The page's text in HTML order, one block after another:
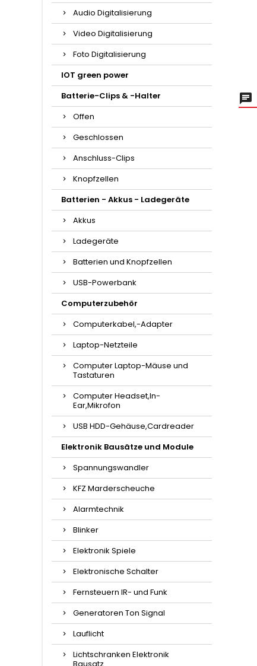
Audio Digitalisierung
Video Digitalisierung
Foto Digitalisierung
IOT green power
Batterie-Clips & -Halter
Offen
Geschlossen
Anschluss-Clips
Knopfzellen
Batterien - Akkus - Ladegeräte
Akkus
Ladegeräte
Batterien und Knopfzellen
USB-Powerbank
Computerzubehör
Computerkabel,-Adapter
Laptop-Netzteile
Computer Laptop-Mäuse und
Tastaturen
Computer Headset,In-
Ear,Mikrofon
USB HDD-Gehäuse,Cardreader
Elektronik Bausätze und Module
Spannungswandler
KFZ Marderscheuche
Alarmtechnik
Blinker
Elektronik Spiele
Elektronische Schalter
Fernsteuern IR- und Funk
Generatoren Ton Signal
Lauflicht
Lichtschranken Elektronik